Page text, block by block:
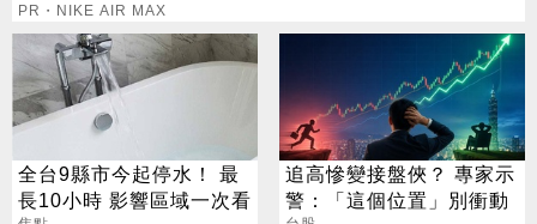
PR・NIKE AIR MAX
全台9縣市今起停水！ 最
長10小時 影響區域一次看
追高慘變接盤俠？ 專家示
警：「這個位置」別衝動